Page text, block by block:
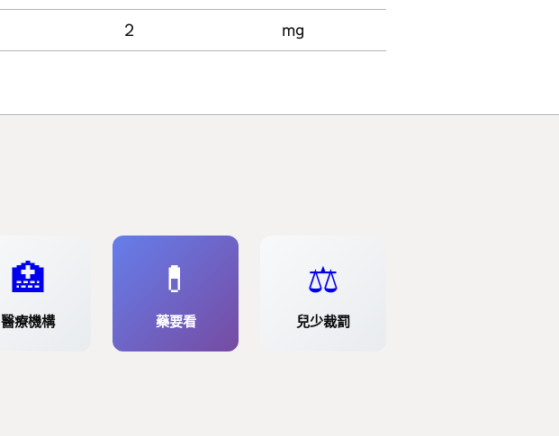
2 mg
🏥
醫療機構
💊
藥要看
⚖️
兒少裁罰